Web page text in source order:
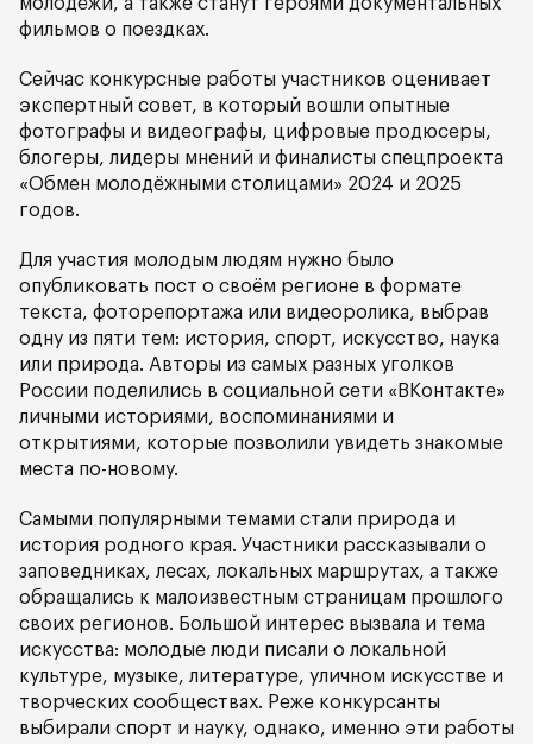
фильмов о поездках.
Сейчас конкурсные работы участников оценивает
экспертный совет, в который вошли опытные
фотографы и видеографы, цифровые продюсеры,
блогеры, лидеры мнений и финалисты спецпроекта
«Обмен молодёжными столицами» 2024 и 2025
годов.
Для участия молодым людям нужно было
опубликовать пост о своём регионе в формате
текста, фоторепортажа или видеоролика, выбрав
одну из пяти тем: история, спорт, искусство, наука
или природа. Авторы из самых разных уголков
России поделились в социальной сети «ВКонтакте»
личными историями, воспоминаниями и
открытиями, которые позволили увидеть знакомые
места по-новому.
Самыми популярными темами стали природа и
история родного края. Участники рассказывали о
заповедниках, лесах, локальных маршрутах, а также
обращались к малоизвестным страницам прошлого
своих регионов. Большой интерес вызвала и тема
искусства: молодые люди писали о локальной
культуре, музыке, литературе, уличном искусстве и
творческих сообществах. Реже конкурсанты
выбирали спорт и науку, однако, именно эти работы